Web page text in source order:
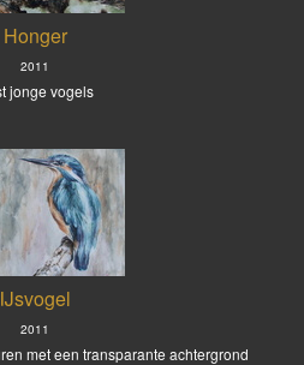
Honger
2011
jonge vogels
IJsvogel
2011
met een transparante achtergrond